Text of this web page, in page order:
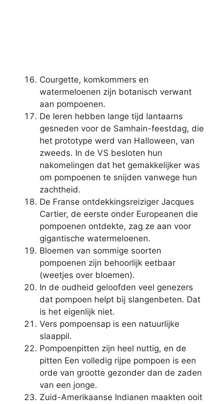
Courgette, komkommers en
watermeloenen zijn botanisch verwant
aan pompoenen.
De Ieren hebben lange tijd lantaarns
gesneden voor de Samhain-feestdag, die
het prototype werd van Halloween, van
zweeds. In de VS besloten hun
nakomelingen dat het gemakkelijker was
om pompoenen te snijden vanwege hun
zachtheid.
De Franse ontdekkingsreiziger Jacques
Cartier, de eerste onder Europeanen die
pompoenen ontdekte, zag ze aan voor
gigantische watermeloenen.
Bloemen van sommige soorten
pompoenen zijn behoorlijk eetbaar
(weetjes over bloemen).
In de oudheid geloofden veel genezers
dat pompoen helpt bij slangenbeten. Dat
is het eigenlijk niet.
Vers pompoensap is een natuurlijke
slaappil.
Pompoenpitten zijn heel nuttig, en de
pitten Een volledig rijpe pompoen is een
orde van grootte gezonder dan de zaden
van een jonge.
Zuid-Amerikaanse Indianen maakten ooit